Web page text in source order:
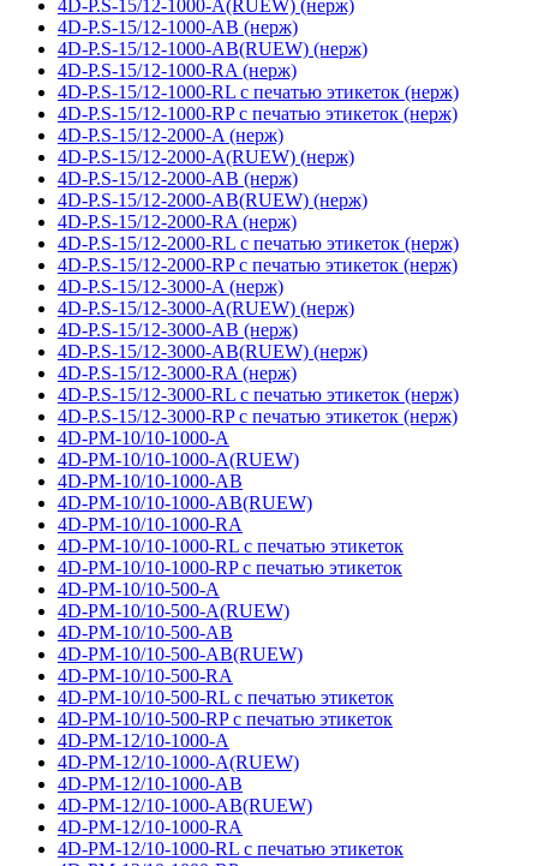
4D-P.S-15/12-1000-A(RUEW) (нерж)
4D-P.S-15/12-1000-AB (нерж)
4D-P.S-15/12-1000-AB(RUEW) (нерж)
4D-P.S-15/12-1000-RA (нерж)
4D-P.S-15/12-1000-RL с печатью этикеток (нерж)
4D-P.S-15/12-1000-RP с печатью этикеток (нерж)
4D-P.S-15/12-2000-A (нерж)
4D-P.S-15/12-2000-A(RUEW) (нерж)
4D-P.S-15/12-2000-AB (нерж)
4D-P.S-15/12-2000-AB(RUEW) (нерж)
4D-P.S-15/12-2000-RA (нерж)
4D-P.S-15/12-2000-RL с печатью этикеток (нерж)
4D-P.S-15/12-2000-RP с печатью этикеток (нерж)
4D-P.S-15/12-3000-A (нерж)
4D-P.S-15/12-3000-A(RUEW) (нерж)
4D-P.S-15/12-3000-AB (нерж)
4D-P.S-15/12-3000-AB(RUEW) (нерж)
4D-P.S-15/12-3000-RA (нерж)
4D-P.S-15/12-3000-RL с печатью этикеток (нерж)
4D-P.S-15/12-3000-RP с печатью этикеток (нерж)
4D-PM-10/10-1000-A
4D-PM-10/10-1000-A(RUEW)
4D-PM-10/10-1000-AB
4D-PM-10/10-1000-AB(RUEW)
4D-PM-10/10-1000-RA
4D-PM-10/10-1000-RL с печатью этикеток
4D-PM-10/10-1000-RP с печатью этикеток
4D-PM-10/10-500-A
4D-PM-10/10-500-A(RUEW)
4D-PM-10/10-500-AB
4D-PM-10/10-500-AB(RUEW)
4D-PM-10/10-500-RA
4D-PM-10/10-500-RL с печатью этикеток
4D-PM-10/10-500-RP с печатью этикеток
4D-PM-12/10-1000-A
4D-PM-12/10-1000-A(RUEW)
4D-PM-12/10-1000-AB
4D-PM-12/10-1000-AB(RUEW)
4D-PM-12/10-1000-RA
4D-PM-12/10-1000-RL с печатью этикеток